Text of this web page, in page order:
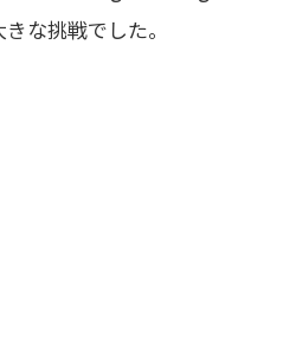
な挑戦でした。